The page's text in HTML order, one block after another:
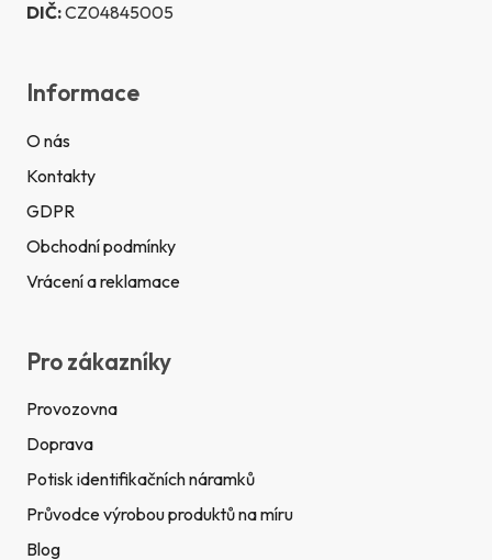
DIČ:CZ04845005
Informace
O nás
Kontakty
GDPR
Obchodní podmínky
Vrácení a reklamace
Pro zákazníky
Provozovna
Doprava
Potisk identifikačních náramků
Průvodce výrobou produktů na míru
Blog